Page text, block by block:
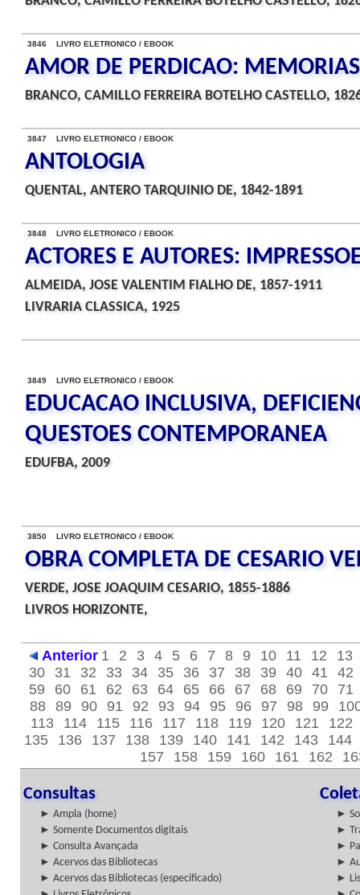
3846 LIVRO ELETRONICO / EBOOK
AMOR DE PERDICAO:
BRANCO, CAMILLO FERREIRA BOTELHO CASTELLO,
3847 LIVRO ELETRONICO / EBOOK
ANTOLOGIA
QUENTAL, ANTERO TARQUINIO DE, 1842-1891
3848 LIVRO ELETRONICO / EBOOK
ACTORES E AUTORES:
ALMEIDA, JOSE VALENTIM FIALHO DE, 1857-1911
LIVRARIA CLASSICA, 1925
3849 LIVRO ELETRONICO / EBOOK
EDUCACAO INCLUSIVA,
QUESTOES CONTEMPORANEA
EDUFBA, 2009
3850 LIVRO ELETRONICO / EBOOK
OBRA COMPLETA DE CESARIO
VERDE, JOSE JOAQUIM CESARIO, 1855-1886
LIVROS HORIZONTE,
Anterior 1 2 3 4 5 6 7 8 9 10 11 12
13
30
31 32 33 34 35 36 37 38 39 40 41
42
59
60 61 62 63 64 65 66 67 68 69 70
71
88 89 90 91 92 93 94 95 96 97 98 99
113
114 115 116 117 118 119 120 121
122
135
136 137 138 139 140 141 142 143
144
157
158 159 160 161 162
Consultas
► Ampla (home)
►
► Somente Documentos digitais
►
► Consulta Avançada
►
► Acervos das Bibliotecas
►
► Acervos das Bibliotecas (especificado)
►